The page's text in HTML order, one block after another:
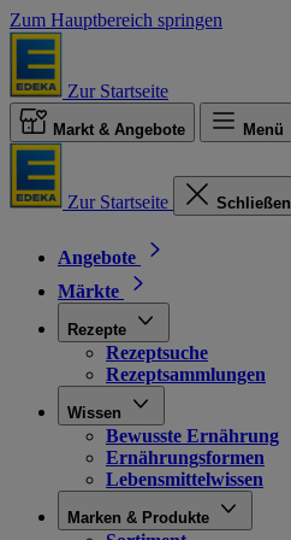
Zum Hauptbereich springen
Zur Startseite
Markt & Angebote Menü
Zur Startseite Schließen
Angebote
Märkte
Rezepte
Rezeptsuche
Rezeptsammlungen
Wissen
Bewusste Ernährung
Ernährungsformen
Lebensmittelwissen
Marken & Produkte